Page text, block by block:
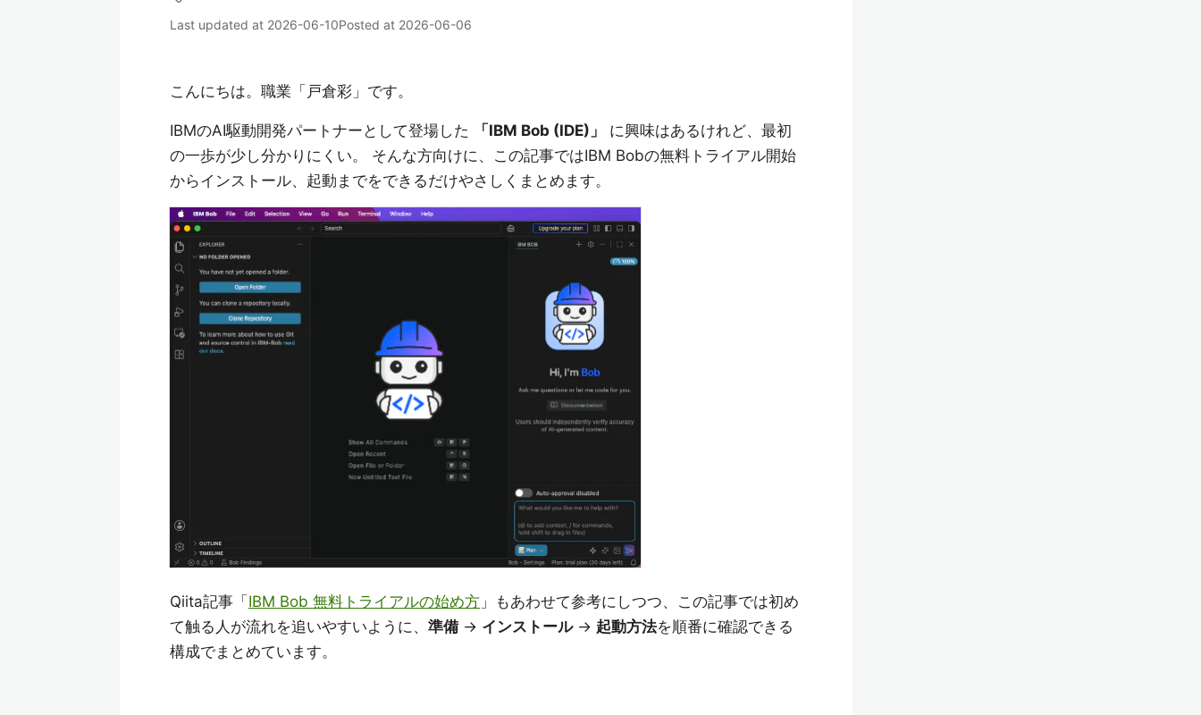
Last updated at 2026-06-10Posted at 2026-06-06
こんにちは。職業「戸倉彩」です。
IBMのAI駆動開発パートナーとして登場した 「IBM Bob (IDE)」
に興味はあるけれど、最初
の一歩が少し分かりにくい。 そんな方向けに、この記事ではIBM Bobの無料トライアル開始
からインストール、起動までをできるだけやさしくまとめます。
Qiita記事「 IBM Bob 無料トライアルの始め方 」もあわせて参考にしつつ、この記事では初め
て触る人が流れを追いやすいように、 準備→ インストール→ 起動方法を順番に確認できる
構成でまとめています。